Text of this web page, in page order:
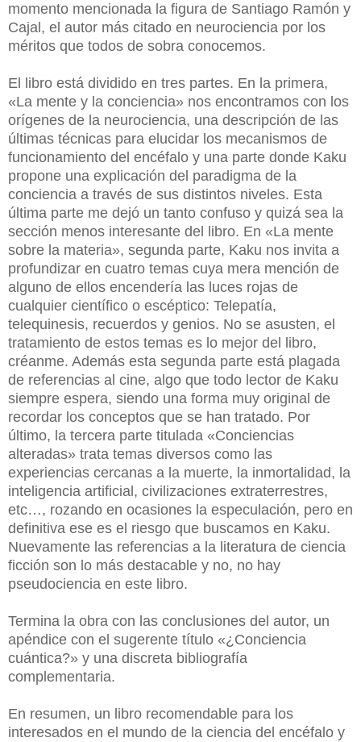
momento mencionada la figura de Santiago Ramón y
Cajal, el autor más citado en neurociencia por los
méritos que todos de sobra conocemos.
El libro está dividido en tres partes. En la primera,
«La mente y la conciencia» nos encontramos con los
orígenes de la neurociencia, una descripción de las
últimas técnicas para elucidar los mecanismos de
funcionamiento del encéfalo y una parte donde Kaku
propone una explicación del paradigma de la
conciencia a través de sus distintos niveles. Esta
última parte me dejó un tanto confuso y quizá sea la
sección menos interesante del libro. En «La mente
sobre la materia», segunda parte, Kaku nos invita a
profundizar en cuatro temas cuya mera mención de
alguno de ellos encendería las luces rojas de
cualquier científico o escéptico: Telepatía,
telequinesis, recuerdos y genios. No se asusten, el
tratamiento de estos temas es lo mejor del libro,
créanme. Además esta segunda parte está plagada
de referencias al cine, algo que todo lector de Kaku
siempre espera, siendo una forma muy original de
recordar los conceptos que se han tratado. Por
último, la tercera parte titulada «Conciencias
alteradas» trata temas diversos como las
experiencias cercanas a la muerte, la inmortalidad, la
inteligencia artificial, civilizaciones extraterrestres,
etc…, rozando en ocasiones la especulación, pero en
definitiva ese es el riesgo que buscamos en Kaku.
Nuevamente las referencias a la literatura de ciencia
ficción son lo más destacable y no, no hay
pseudociencia en este libro.
Termina la obra con las conclusiones del autor, un
apéndice con el sugerente título «¿Conciencia
cuántica?» y una discreta bibliografía
complementaria.
En resumen, un libro recomendable para los
interesados en el mundo de la ciencia del encéfalo y